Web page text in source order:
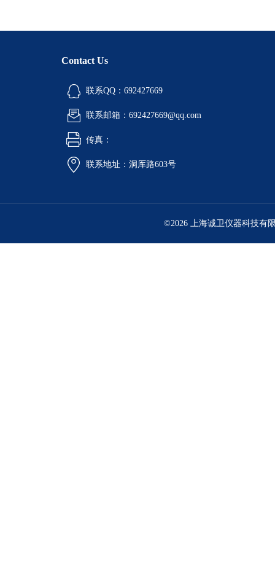
Contact Us
联系QQ：692427669
联系邮箱：692427669@qq.com
传真：
联系地址：洞厍路603号
©2026 上海诚卫仪器科技有